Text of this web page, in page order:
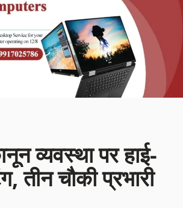
व्यवस्था पर हाई-
तीन चौकी प्रभारी